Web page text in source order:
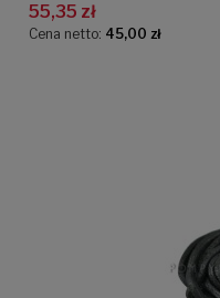
55,35 zł
Cena netto: 45,00 zł